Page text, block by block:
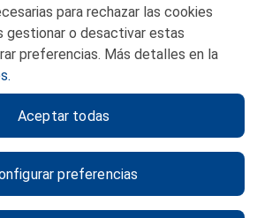
MAPA WEB
DE PRIVACIDAD
POLITICA DE COOKIES
CANAL DE ÉTICA
para rechazar las cookies
gestionar o desactivar estas
preferencias. Más detalles en la
preferencias
Aceptar todas